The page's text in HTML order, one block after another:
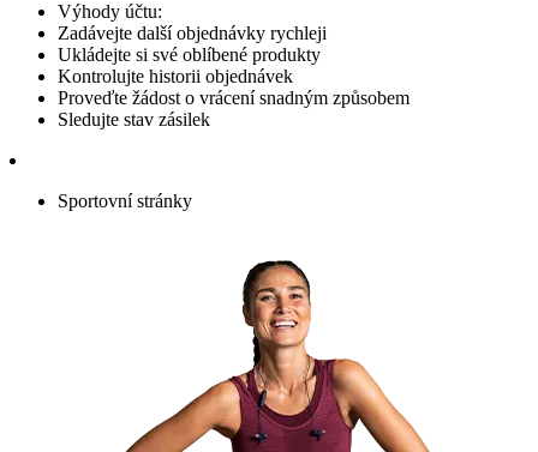
Výhody účtu:
Zadávejte další objednávky rychleji
Ukládejte si své oblíbené produkty
Kontrolujte historii objednávek
Proveďte žádost o vrácení snadným způsobem
Sledujte stav zásilek
Sportovní stránky